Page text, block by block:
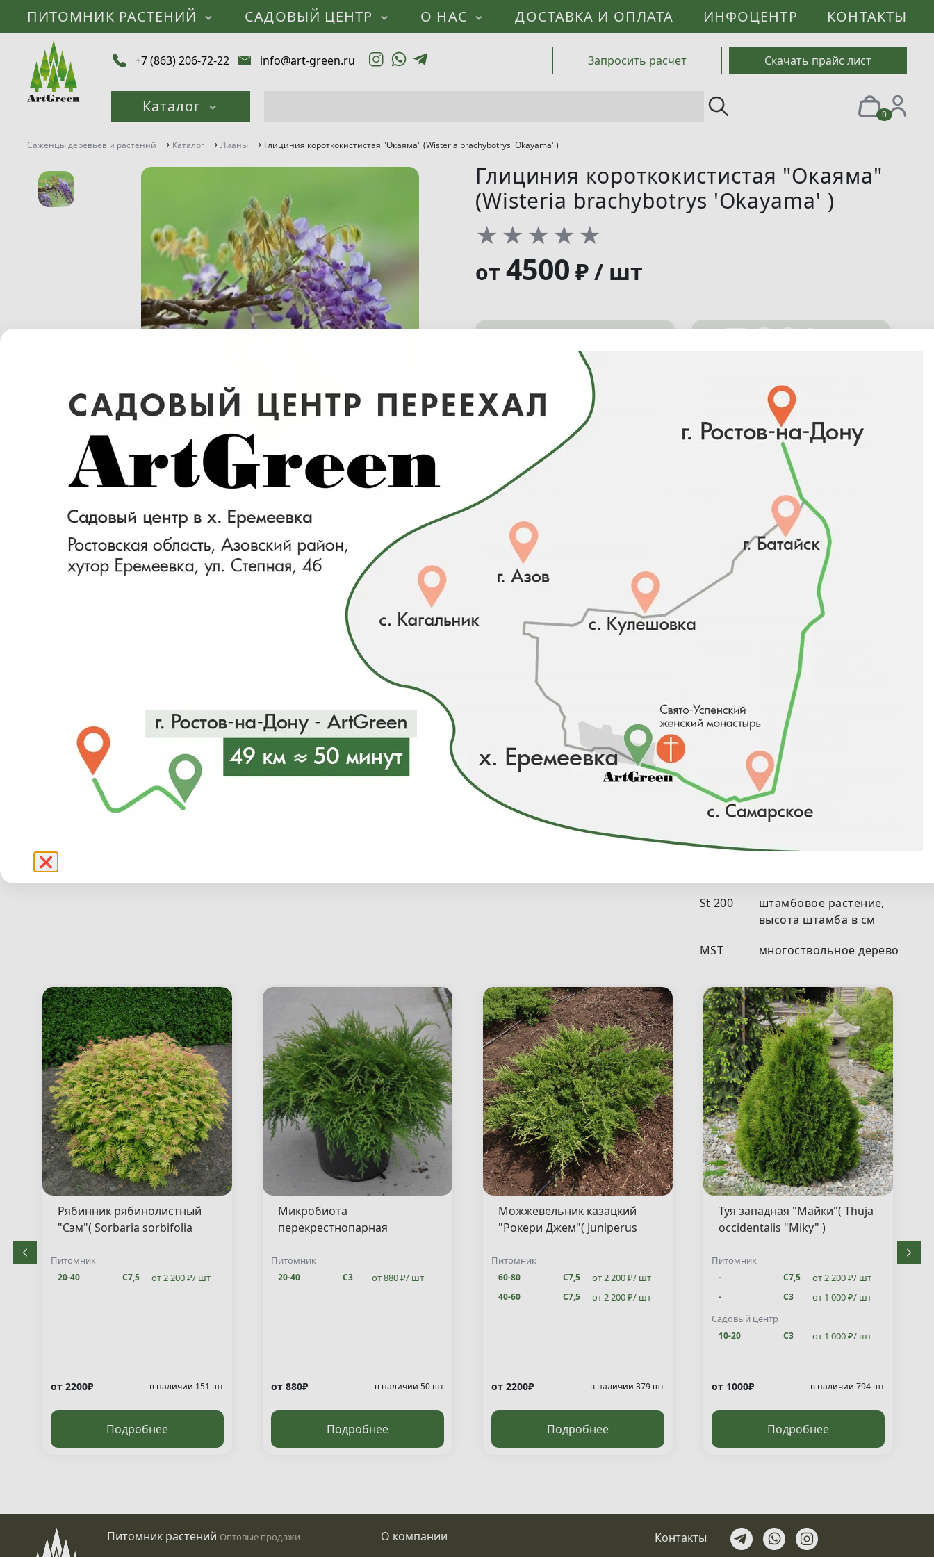
❌
ПИТОМНИК РАСТЕНИЙ САДОВЫЙ ЦЕНТР О НАС ДОСТАВКА И ОПЛАТА ИНФОЦЕНТР КОНТАКТЫ
+7 (863) 206-72-22 info@art-green.ru Запросить расчет Скачать прайс лист
Каталог 0
Саженцы деревьев и растений Каталог Лианы Глициния короткокистистая "Окаяма" (Wisteria brachybotrys 'Okayama' )
Глициния короткокистистая "Окаяма"
(Wisteria brachybotrys 'Okayama' )
★ ★ ★ ★ ★
от 4500 ₽ / шт
минимальная отгрузка в
от 0 ₽ -
минимальная отгрузка в садовом
-50%
Скидки достигают до 50%. Для
того, чтобы узнать свой процент
скидки перейдите в
кабинет
Готовность
ИТОГО: ₽ В корзину
Условные обозначения:
растение с голыми
корнями, открытая
корневая система, см
RB (ЗКС)
растение с комом земли,
упакованным в
мешковину, см
WRB(ЗКС) растение с комом земли,
упакованным в
мешковину и
металлическую сетку, см
размер контейнера в
St 200
штамбовое растение,
высота штамба в см
MST
многоствольное дерево
Рябинник рябинолистный
"Сэм"( Sorbaria sorbifolia
Питомник
20-40 С7,5 от 2 200 ₽/ шт
от 2200₽ в наличии 151 шт
Подробнее
Микробиота
перекрестнопарная
decussata "Jakobsen" )
Питомник
20-40 С3 от 880 ₽/ шт
от 880₽ в наличии 50 шт
Подробнее
Можжевельник казацкий
"Рокери Джем"( Juniperus
Питомник
60-80 С7,5 от 2 200 ₽/ шт
40-60 С7,5 от 2 200 ₽/ шт
от 2200₽ в наличии 379 шт
Подробнее
Туя западная "Майки"( Thuja
occidentalis "Miky" )
Питомник
- С7,5 от 2 200 ₽/ шт
- С3 от 1 000 ₽/ шт
10-20
Садовый центр
10-20 С3 от 1 000 ₽/ шт
от 1000₽ в наличии 794 шт
Подробнее
Питомник растений Оптовые продажи
О компании
Контакты